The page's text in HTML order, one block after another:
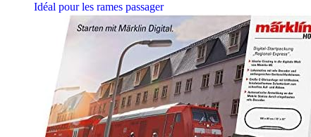
Idéal pour les rames passager